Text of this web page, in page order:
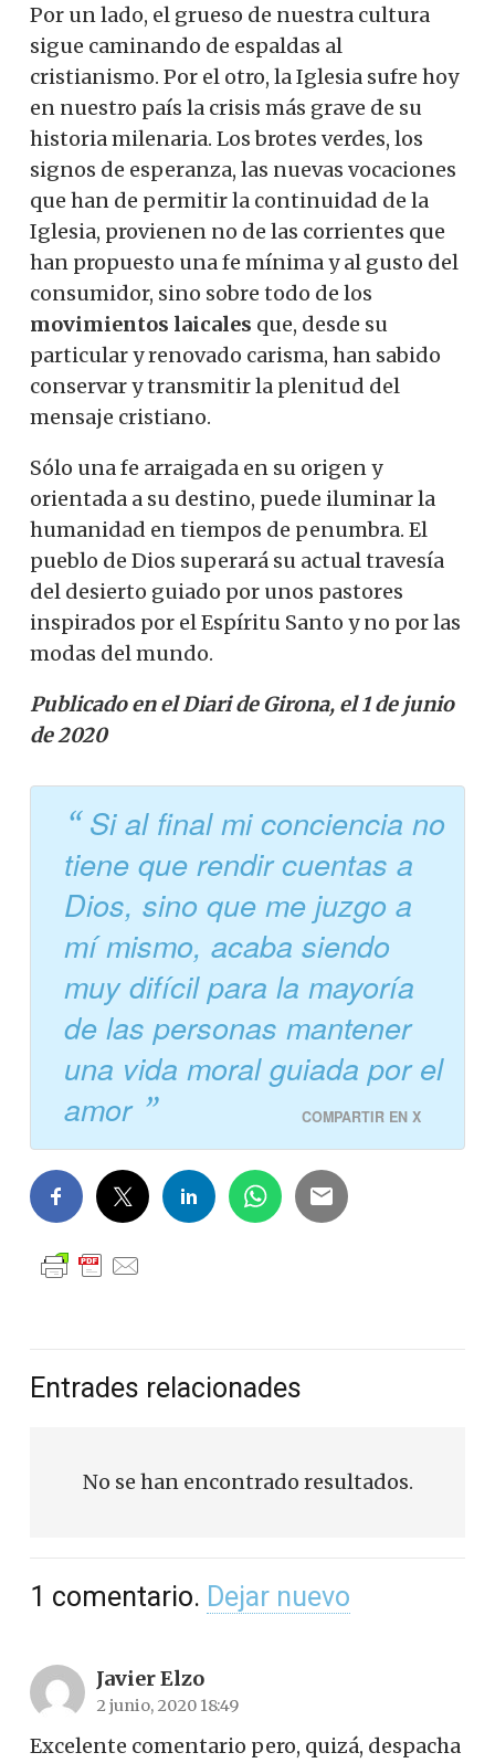
Por un lado, el grueso de nuestra cultura
sigue caminando de espaldas al
cristianismo. Por el otro, la Iglesia sufre hoy
en nuestro país la crisis más grave de su
historia milenaria. Los brotes verdes, los
signos de esperanza, las nuevas vocaciones
que han de permitir la continuidad de la
Iglesia, provienen no de las corrientes que
han propuesto una fe mínima y al gusto del
consumidor, sino sobre todo de los
movimientos laicales que, desde su
particular y renovado carisma, han sabido
conservar y transmitir la plenitud del
mensaje cristiano.
Sólo una fe arraigada en su origen y
orientada a su destino, puede iluminar la
humanidad en tiempos de penumbra. El
pueblo de Dios superará su actual travesía
del desierto guiado por unos pastores
inspirados por el Espíritu Santo y no por las
modas del mundo.
Publicado en el Diari de Girona, el 1 de junio
de 2020
Si al final mi conciencia no
tiene que rendir cuentas a
Dios, sino que me juzgo a
mí mismo, acaba siendo
muy difícil para la mayoría
de las personas mantener
una vida moral guiada por el
amor
COMPARTIR EN X
Entrades relacionades
No se han encontrado resultados.
1 comentario. Dejar nuevo
Javier Elzo
2 junio, 2020 18:49
Excelente comentario pero, quizá, despacha